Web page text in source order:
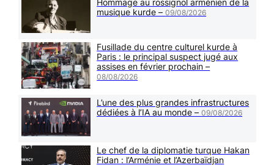
Hommage au rossignol arménien de la
musique kurde –09/08/2026
Fusillade du centre culturel kurde à
Paris : le principal suspect jugé aux
assises en février prochain –
08/08/2026
L’une des plus grandes infrastructures
dédiées à l’IA au monde –09/08/2026
Le chef de la diplomatie turque Hakan
Fidan : l’Arménie et l’Azerbaïdjan